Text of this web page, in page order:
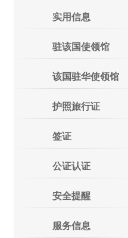
实用信息
驻该国使领馆
该国驻华使领馆
护照旅行证
签证
公证认证
安全提醒
服务信息